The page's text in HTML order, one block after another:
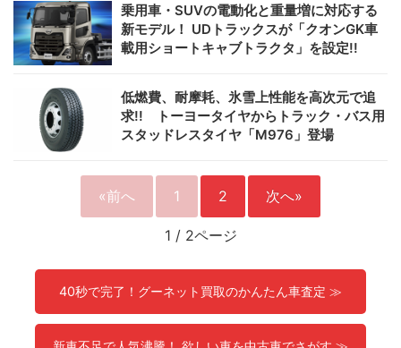
乗用車・SUVの電動化と重量増に対応する
新モデル！ UDトラックスが「クオンGK車
載用ショートキャブトラクタ」を設定!!
低燃費、耐摩耗、氷雪上性能を高次元で追
求!! トーヨータイヤからトラック・バス用
スタッドレスタイヤ「M976」登場
«前へ 1 2 次へ»
1 / 2ページ
40秒で完了！グーネット買取のかんたん車査定 ≫